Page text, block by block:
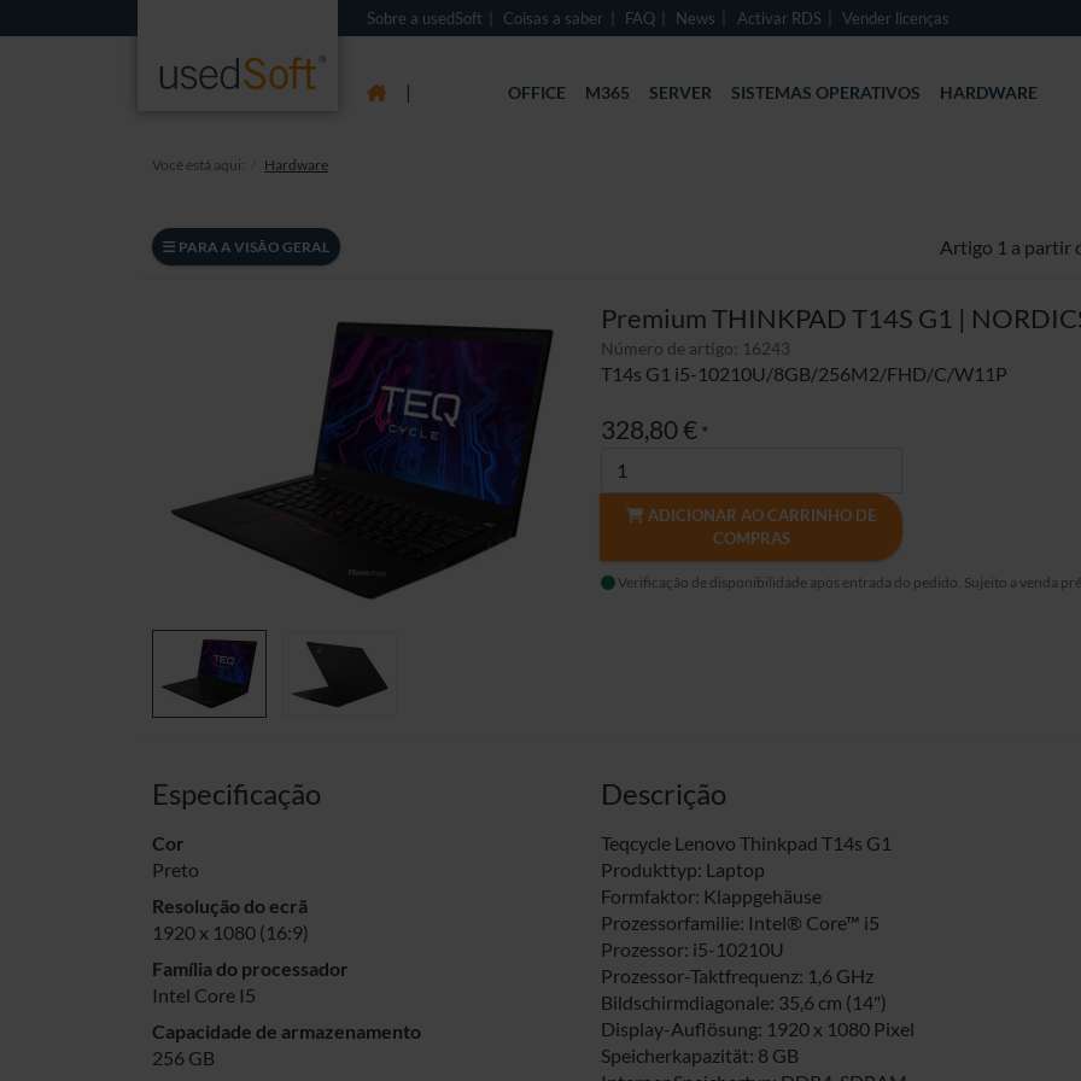
Sobre a usedSoft Coisas a saber FAQ News Activar RDS Vender licenças
| OFFICE M365 SERVER SISTEMAS OPERATIVOS HARDWARE
Você está aqui: Hardware
PARA A VISÃO GERAL Artigo 1 a partir
Premium THINKPAD T14S G1 |
Número de artigo: 16243
T14s G1 i5-10210U/8GB/256M2/FHD/C/W11P
328,80 € *
ADICIONAR AO CARRINHO DE
COMPRAS
Verificação de disponibilidade após entrada do pedido. Sujeito a venda
Descrição
Teqcycle Lenovo Thinkpad T14s G1
Produkttyp: Laptop
Formfaktor: Klappgehäuse
Prozessorfamilie: Intel® Core™ i5
Prozessor: i5-10210U
Prozessor-Taktfrequenz: 1,6 GHz
Bildschirmdiagonale: 35,6 cm (14")
Display-Auflösung: 1920 x 1080 Pixel
Speicherkapazität: 8 GB
Especificação
Cor
Preto
Resolução do ecrã
1920 x 1080 (16:9)
Família do processador
Intel Core I5
Capacidade de armazenamento
256 GB